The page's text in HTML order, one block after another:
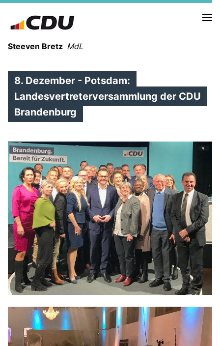
Steeven Bretz MdL
PRESSEFOTOS
MEIN BÜRGERBÜRO
MEIN WAHLKREIS
ZIELE
Redebeiträge
Anträge CDU
Kleine Anfragen
CDU Deutschland
CDU Fraktion im Brandenburger Landtag
CDU Brandenburg
CDU Potsdam
8. Dezember - Potsdam:
Landesvertreterversammlung der CDU
Brandenburg